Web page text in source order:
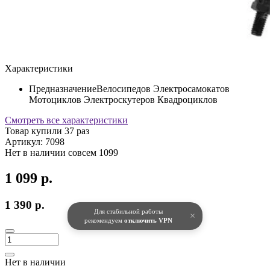
Для стабильной работы
рекомендуем отключить VPN ×
Характеристики
ПредназначениеВелосипедов Электросамокатов
Мотоциклов Электроскутеров Квадроциклов
Смотреть все характеристики
Товар купили 37 раз
Артикул: 7098
Нет в наличии совсем 1099
1 099 р.
1 390 р.
Нет в наличии